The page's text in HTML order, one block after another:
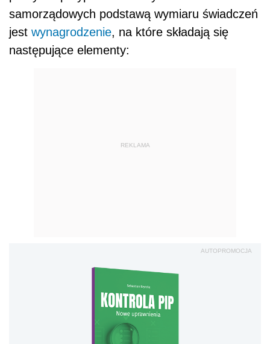
samorządowych podstawą wymiaru świadczeń
jest wynagrodzenie, na które składają się
następujące elementy:
REKLAMA
AUTOPROMOCJA